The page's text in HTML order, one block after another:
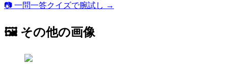
📷 一問一答クイズで腕試し →
🖼 その他の画像